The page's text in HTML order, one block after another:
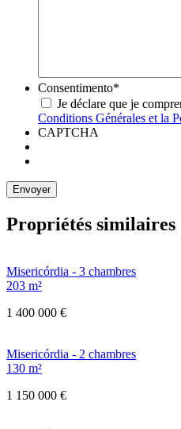
Consentimento*
Je déclare que je
Conditions Générales et la
CAPTCHA
Propriétés similaires
Misericórdia - 3 chambres
203 m²
1 400 000 €
Misericórdia - 2 chambres
130 m²
1 150 000 €